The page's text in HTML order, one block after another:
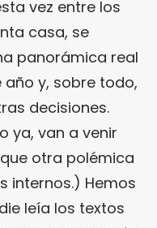
vez entre los
casa, se
panorámica real
y, sobre todo,
decisiones.
ya, van a venir
otra polémica
internos.) Hemos
leía los textos